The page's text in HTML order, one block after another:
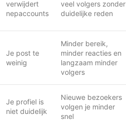
verwijdert
nepaccounts
veel volgers zonder
duidelijke reden
Je post te
weinig
Minder bereik,
minder reacties en
langzaam minder
volgers
Je profiel is
niet duidelijk
Nieuwe bezoekers
volgen je minder
snel